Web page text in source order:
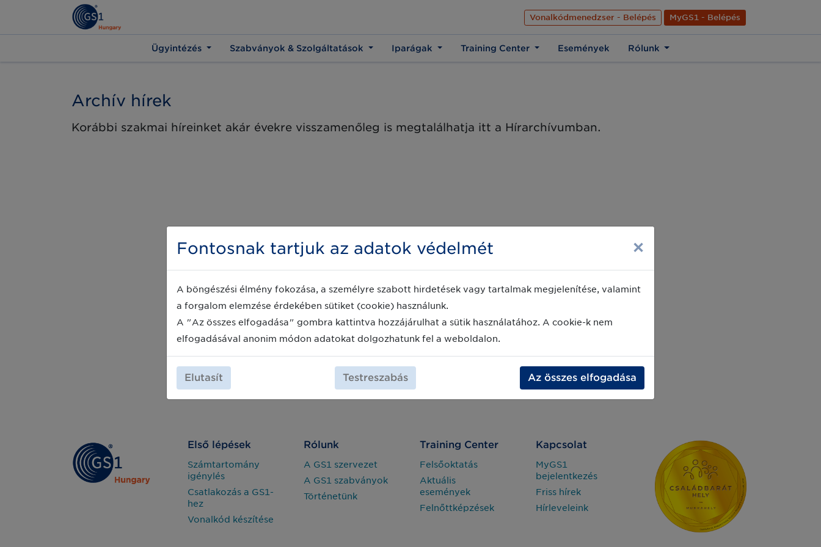
Az üzleti élet közös nyelve Hírek Kapcsolat Rólunk
EN
Vonalkódmenedzser - Belépés
MyGS1 - Belépés
Ügyintézés Szabványok & Szolgáltatások Iparágak Training Center Események Rólunk
Archív hírek
Korábbi szakmai híreinket akár évekre visszamenőleg is megtalálhatja itt a Hírarchívumban.
Első lépések
Számtartomány
igénylés
Csatlakozás a GS1-
hez
Vonalkód készítése
Rólunk
A GS1 szervezet
A GS1 szabványok
Történetünk
Training Center
Felsőoktatás
Aktuális
események
Felnőttképzések
Kapcsolat
MyGS1
bejelentkezés
Friss hírek
Hírleveleink
Fontosnak tartjuk az adatok védelmét ×
A böngészési élmény fokozása, a személyre szabott hirdetések vagy tartalmak megjelenítése, valamint
a forgalom elemzése érdekében sütiket (cookie) használunk.
A "Az összes elfogadása" gombra kattintva hozzájárulhat a sütik használatához. A cookie-k nem
elfogadásával anonim módon adatokat dolgozhatunk fel a weboldalon.
Elutasít Testreszabás Az összes elfogadása